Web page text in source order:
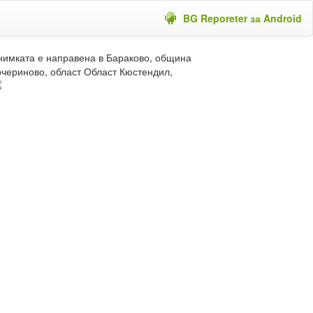
BG Reporeter за Android
е направена в Бараково, община
област Област Кюстендил,